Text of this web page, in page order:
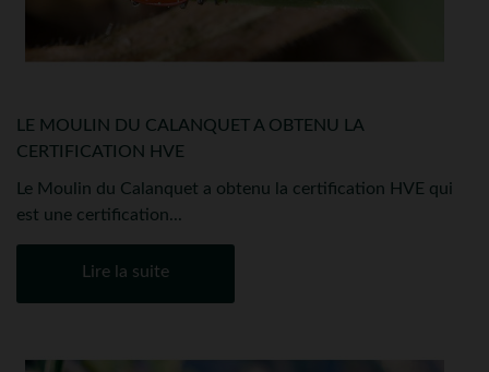
LE MOULIN DU CALANQUET A OBTENU LA
CERTIFICATION HVE
Le Moulin du Calanquet a obtenu la certification HVE qui
est une certification...
Lire la suite